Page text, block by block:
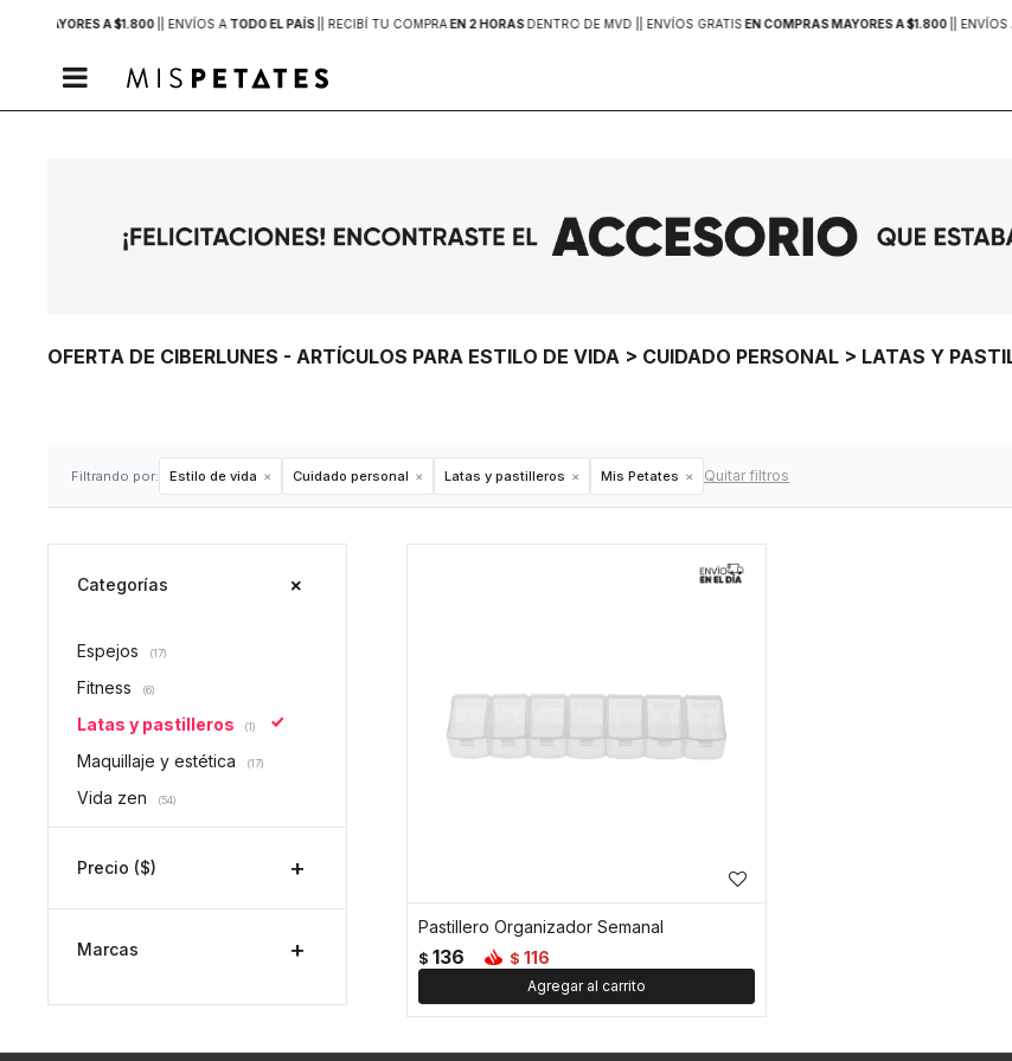
MAYORES A $1.800 | ENVÍOS A TODO EL PAÍS | RECIBÍ TU COMPRAEN 2 HORASDENTRO DE MVD | | ENVÍOS GRATISEN COMPRAS MAYORES A $1.800 | ENVÍOS

OFERTA DE CIBERLUNES - ARTÍCULOS PARA ESTILO DE VIDA > CUIDADO PERSONAL > LATAS Y
Filtrando por: Estilo de vida Cuidado personal Latas y pastilleros Mis Petates Quitar filtros
Pastillero Organizador Semanal
$ 136 $ 116
Categorías
Espejos (17)
Fitness (6)
Latas y pastilleros (1)
Maquillaje y estética (17)
Vida zen (54)
Precio ($)
Marcas